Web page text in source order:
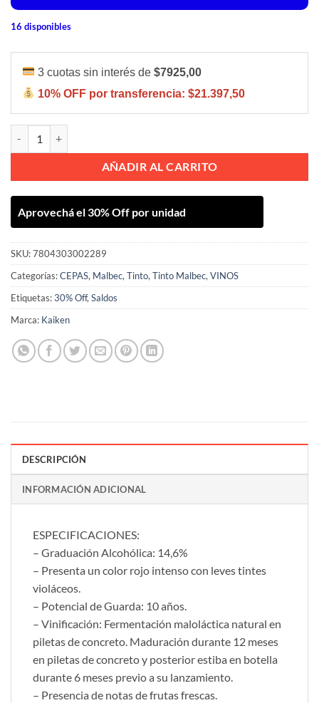
16 disponibles
3 cuotas sin interés de$7925,00
10% OFF por transferencia:$21.397,50
AÑADIR AL CARRITO
Aprovechá el 30% Off por unidad
SKU:7804303002289
Categorías:CEPAS, Malbec, Tinto, Tinto Malbec, VINOS
Etiquetas:30% Off, Saldos
Marca: Kaiken
DESCRIPCIÓN
INFORMACIÓN ADICIONAL
ESPECIFICACIONES:
– Graduación Alcohólica: 14,6%
– Presenta un color rojo intenso con leves tintes
violáceos.
– Potencial de Guarda: 10 años.
– Vinificación: Fermentación maloláctica natural en
piletas de concreto. Maduración durante 12 meses
en piletas de concreto y posterior estiba en botella
durante 6 meses previo a su lanzamiento.
– Presencia de notas de frutas frescas.